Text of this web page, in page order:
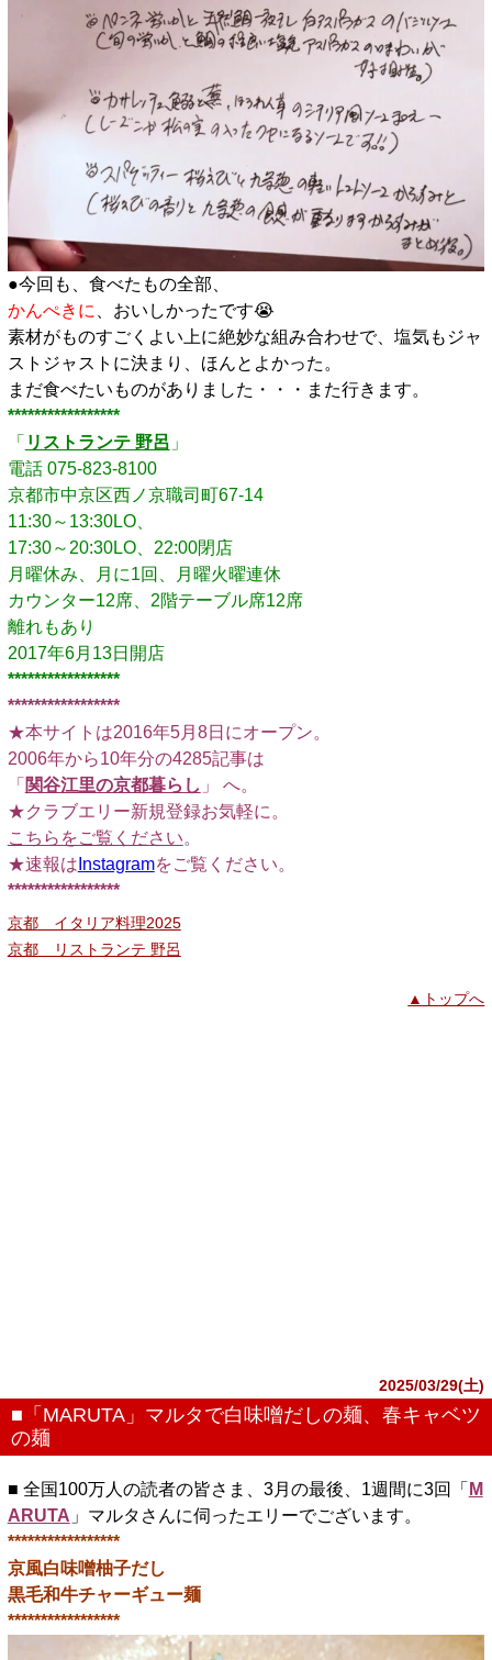
●今回も、食べたもの全部、
かんぺきに
、おいしかったです😭
素材がものすごくよい上に絶妙な組み合わせで、塩気もジャ
ストジャストに決まり、ほんとよかった。
まだ食べたいものがありました・・・また行きます。
*****************
「 リストランテ 野呂 」
電話 075-823-8100
京都市中京区西ノ京職司町67-14
11:30～13:30LO、
17:30～20:30LO、22:00閉店
月曜休み、月に1回、月曜火曜連休
カウンター12席、2階テーブル席12席
離れもあり
2017年6月13日開店
*****************
*****************
★本サイトは2016年5月8日にオープン。
2006年から10年分の4285記事は
「 関谷江里の京都暮らし 」 へ。
★クラブエリー新規登録お気軽に。
こちらをご覧ください。
★速報は Instagramをご覧ください。
*****************
京都 イタリア料理2025
京都 リストランテ 野呂
▲トップへ
2025/03/29(土)
■「MARUTA」マルタで白味噌だしの麺、春キャベツ
の麺
■ 全国100万人の読者の皆さま、3月の最後、1週間に3回「 M
ARUTA 」マルタさんに伺ったエリーでございます。
*****************
京風白味噌柚子だし
黒毛和牛チャーギュー麺
*****************